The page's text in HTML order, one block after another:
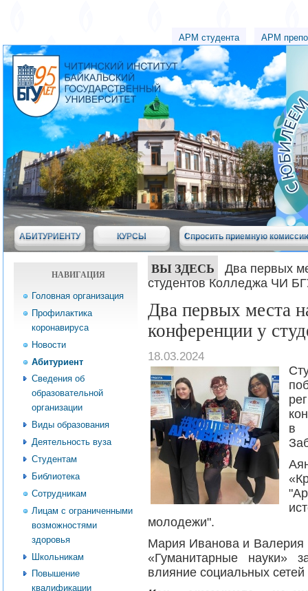
АРМ студента АРМ
АБИТУРИЕНТУ КУРСЫ Спросить приемную
НАВИГАЦИЯ
Головная организация
Профилактика
коронавируса
Новости
Абитуриент
Сведения об
образовательной
организации
Виды образования
Деятельность вуза
Студентам
Библиотека
Сотрудникам
Лицам с ограниченными
возможностями
здоровья
Школьникам
Повышение
квалификации
ВЫ ЗДЕСЬ
Два первых
студентов Колледжа ЧИ
Два первых места
конференции у
18.03.2024
в
молодежи".
Мария Иванова и Валерия
«Гуманитарные науки»
влияние социальных